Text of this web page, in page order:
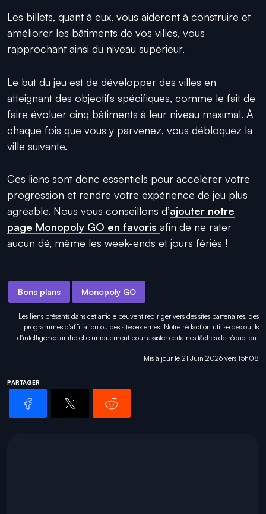
Les billets, quant à eux, vous aideront à construire et
améliorer les bâtiments de vos villes, vous
rapprochant ainsi du niveau supérieur.
Le but du jeu est de développer des villes en
atteignant des objectifs spécifiques, comme le fait de
faire évoluer cinq bâtiments à leur niveau maximal. À
chaque fois que vous y parvenez, vous débloquez la
ville suivante.
Ces liens sont donc essentiels pour accélérer votre
progression et rendre votre expérience de jeu plus
agréable. Nous vous conseillons d’ajouter notre
page Monopoly GO en favoris afin de ne rater
aucun dé, même les week-ends et jours fériés !
Bons plans Monopoly GO
Les liens présents dans cet article peuvent rediriger vers des sites partenaires, des
programmes d'affiliation ou des sites externes. Notre rédaction utilise des outils
d'intelligence artificielle uniquement pourassister certaines tâches de rédaction.
Mis à jour le 21 Juin 2026 vers 15h08
PARTAGER